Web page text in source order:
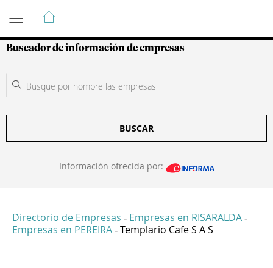
Guía de Empresas Colombianas
Buscador de información de empresas
BUSCAR
Información ofrecida por:
Directorio de Empresas - Empresas en RISARALDA -
Empresas en PEREIRA - Templario Cafe S A S